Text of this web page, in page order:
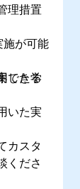
理措置
施が可能
できる
した学
いた実
カスタ
くださ